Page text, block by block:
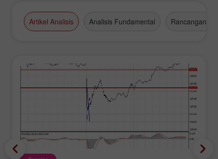
Artikel Analisis Analisis Fundamental Rancangan